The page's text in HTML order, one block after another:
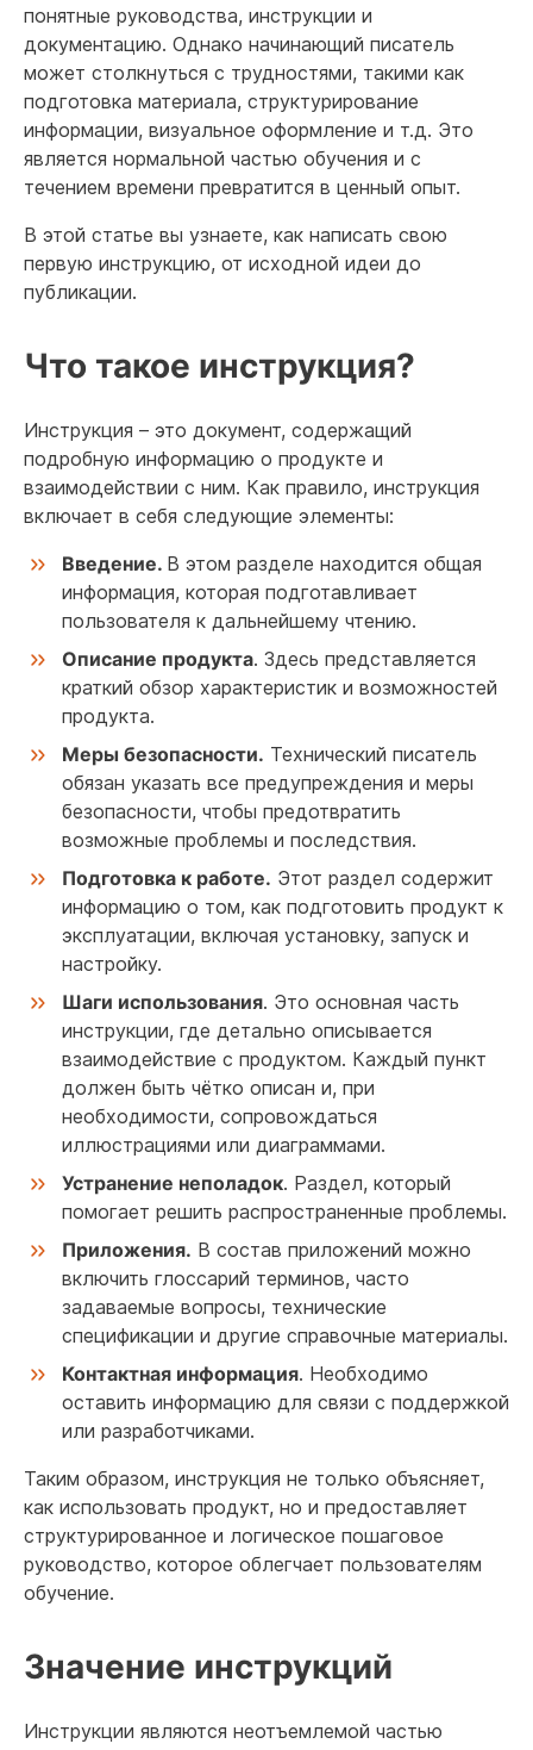
понятные руководства, инструкции и
документацию. Однако начинающий писатель
может столкнуться с трудностями, такими как
подготовка материала, структурирование
информации, визуальное оформление и т.д. Это
является нормальной частью обучения и с
течением времени превратится в ценный опыт.
В этой статье вы узнаете, как написать свою
первую инструкцию, от исходной идеи до
публикации.
Что такое инструкция?
Инструкция – это документ, содержащий
подробную информацию о продукте и
взаимодействии с ним. Как правило, инструкция
включает в себя следующие элементы:
Введение. В этом разделе находится общая
информация, которая подготавливает
пользователя к дальнейшему чтению.
Описание продукта. Здесь представляется
краткий обзор характеристик и возможностей
продукта.
Меры безопасности. Технический писатель
обязан указать все предупреждения и меры
безопасности, чтобы предотвратить
возможные проблемы и последствия.
Подготовка к работе. Этот раздел содержит
информацию о том, как подготовить продукт к
эксплуатации, включая установку, запуск и
настройку.
Шаги использования. Это основная часть
инструкции, где детально описывается
взаимодействие с продуктом. Каждый пункт
должен быть чётко описан и, при
необходимости, сопровождаться
иллюстрациями или диаграммами.
Устранение неполадок. Раздел, который
помогает решить распространенные проблемы.
Приложения. В состав приложений можно
включить глоссарий терминов, часто
задаваемые вопросы, технические
спецификации и другие справочные материалы.
Контактная информация. Необходимо
оставить информацию для связи с поддержкой
или разработчиками.
Таким образом, инструкция не только объясняет,
как использовать продукт, но и предоставляет
структурированное и логическое пошаговое
руководство, которое облегчает пользователям
обучение.
Значение инструкций
Инструкции являются неотъемлемой частью